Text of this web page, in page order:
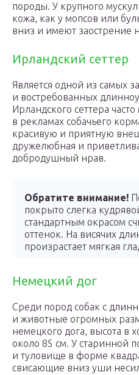
породы. У крупного
кожа, как у мопсов или
вниз и имеют заострение
Ирландский сеттер
Является одной из самых
и востребованных
Ирландского сеттера
в рекламах собачьего
красивую и приятную
дружелюбная и
добродушный нрав.
Обратите внимание!
покрыто слегка
стандартным окрасом
оттенок. На висячих
произрастает мягкая
Немецкий дог
Среди пород собак с
и животные огромных
немецкого дога, высота в
около 85 см. У старинной
и туловище в форме
свисающие вниз уши